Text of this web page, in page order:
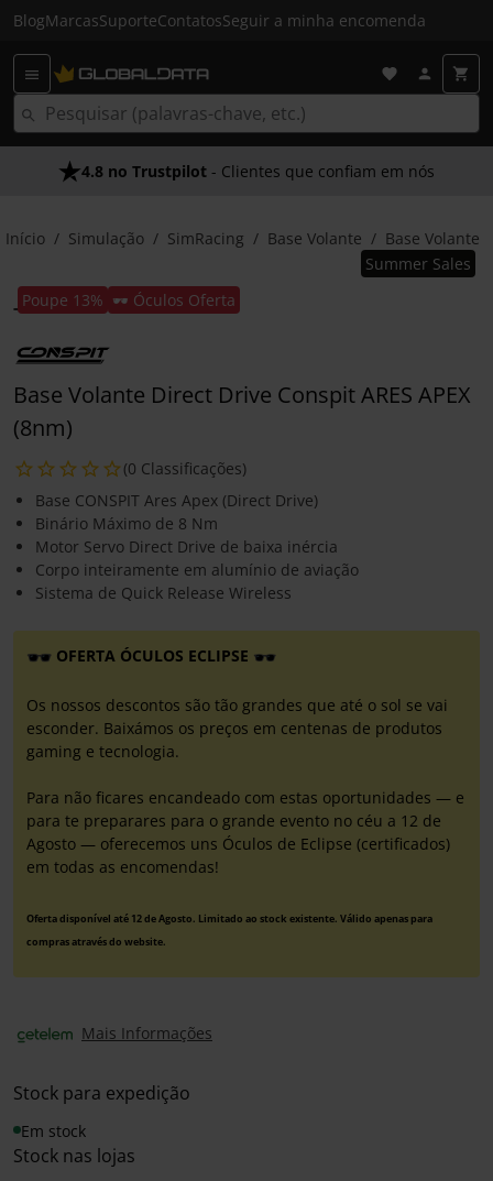
BlogMarcasSuporteContatosSeguir a minha encomenda
4.8 no Trustpilot - Clientes que confiam em nós
Início Simulação SimRacing Base Volante Base Volante
Poupe 13% 🕶️ Óculos Oferta
Summer Sales
Base Volante Direct Drive Conspit ARES APEX
(8nm)
(0 Classificações)
Base CONSPIT Ares Apex (Direct Drive)
Binário Máximo de 8 Nm
Motor Servo Direct Drive de baixa inércia
Corpo inteiramente em alumínio de aviação
Sistema de Quick Release Wireless
OFERTA ÓCULOS ECLIPSE
Os nossos descontos são tão grandes que até o sol se vai
esconder. Baixámos os preços em centenas de produtos
gaming e tecnologia.
Para não ficares encandeado com estas oportunidades — e
para te preparares para o grande evento no céu a 12 de
Agosto — oferecemos uns Óculos de Eclipse (certificados)
em todas as encomendas!
Oferta disponível até 12 de Agosto. Limitado ao stock existente. Válido apenas para
compras através do website.
Mais Informações
Stock para expedição
Em stock
Stock nas lojas